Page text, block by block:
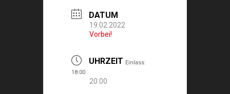
DATUM
19.02.2022
Vorbei!
UHRZEIT Einlass:
18:00
20:00